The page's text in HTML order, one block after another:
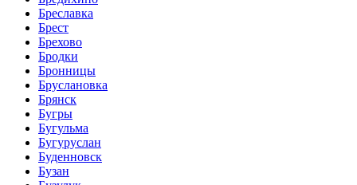
Бреславка
Брест
Брехово
Бродки
Бронницы
Бруслановка
Брянск
Бугры
Бугульма
Бугуруслан
Буденновск
Бузан